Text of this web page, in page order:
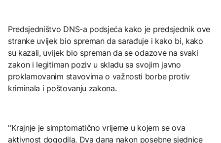
Predsjedništvo DNS-a podsjeća kako je predsjednik ove
stranke uvijek bio spreman da sarađuje i kako bi, kako
su kazali, uvijek bio spreman da se odazove na svaki
zakon i legitiman poziv u skladu sa svojim javno
proklamovanim stavovima o važnosti borbe protiv
kriminala i poštovanju zakona.
''Krajnje je simptomatično vrijeme u kojem se ova
aktivnost dogodila. Dva dana nakon posebne sjednice